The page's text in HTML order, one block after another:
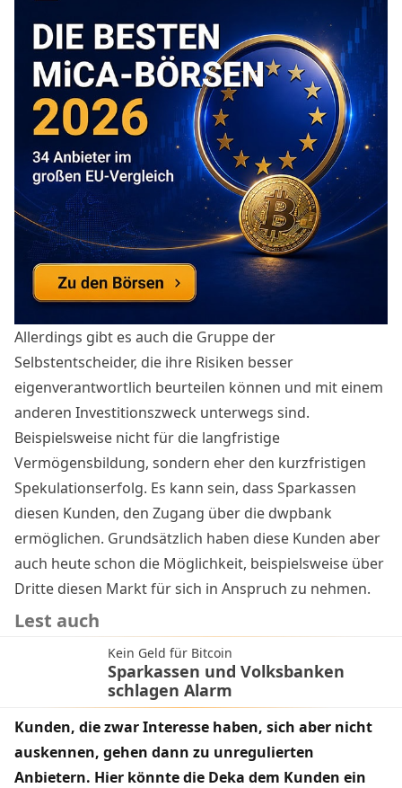
Allerdings gibt es auch die Gruppe der
Selbstentscheider, die ihre Risiken besser
eigenverantwortlich beurteilen können und mit einem
anderen Investitionszweck unterwegs sind.
Beispielsweise nicht für die langfristige
Vermögensbildung, sondern eher den kurzfristigen
Spekulationserfolg. Es kann sein, dass Sparkassen
diesen Kunden, den Zugang über die dwpbank
ermöglichen. Grundsätzlich haben diese Kunden aber
auch heute schon die Möglichkeit, beispielsweise über
Dritte diesen Markt für sich in Anspruch zu nehmen.
Lest auch
Kein Geld für Bitcoin
Sparkassen und Volksbanken
schlagen Alarm
Kunden, die zwar Interesse haben, sich aber nicht
auskennen, gehen dann zu unregulierten
Anbietern. Hier könnte die Deka dem Kunden ein